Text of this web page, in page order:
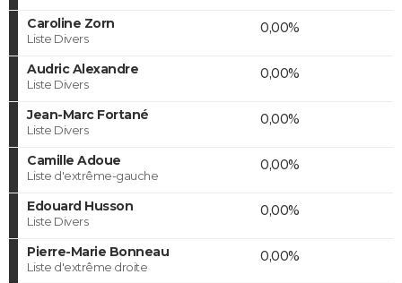
Caroline Zorn
Liste Divers
0,00%
Audric Alexandre
Liste Divers
0,00%
Jean-Marc Fortané
Liste Divers
0,00%
Camille Adoue
Liste d'extrême-gauche
0,00%
Edouard Husson
Liste Divers
0,00%
Pierre-Marie Bonneau
Liste d'extrême droite
0,00%